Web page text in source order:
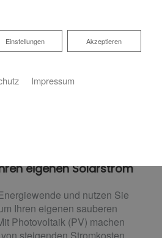
eigenen Solarstrom
und nutzen Sie
Ihren eigenen sauberen
Photovoltaik (PV) machen
Akzeptieren
Einstellungen
Impressum